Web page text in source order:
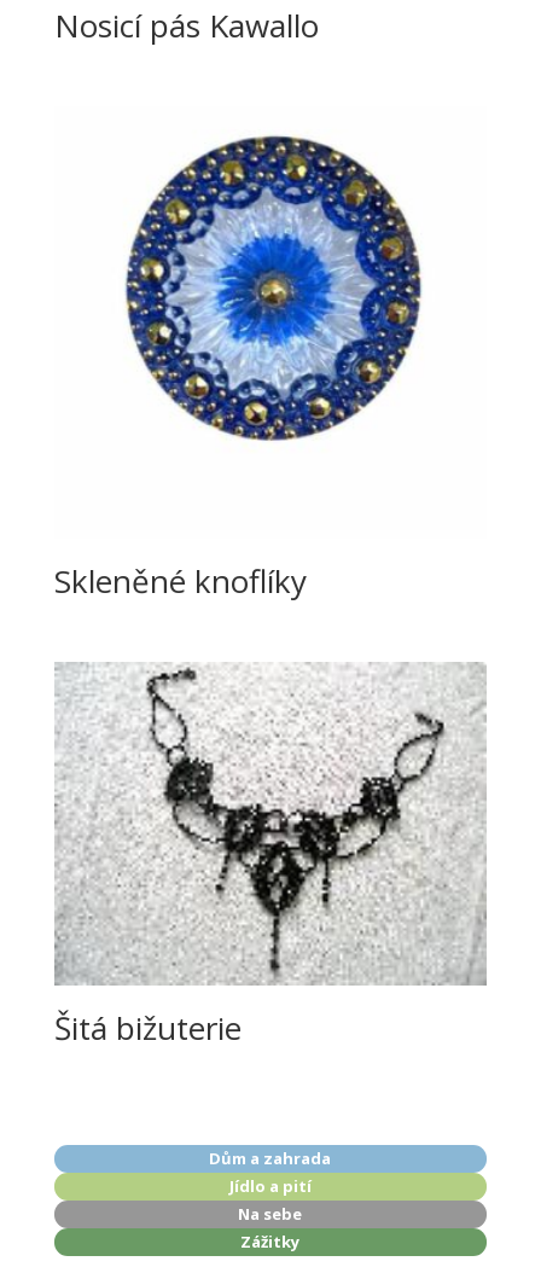
Nosicí pás Kawallo
Skleněné knoflíky
Šitá bižuterie
Dům a zahrada
Jídlo a pití
Na sebe
Zážitky